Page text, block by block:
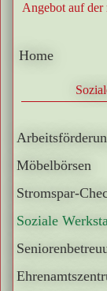
Angebot auf der
Home
Möbelbörsen
Stromspar-
Soziale